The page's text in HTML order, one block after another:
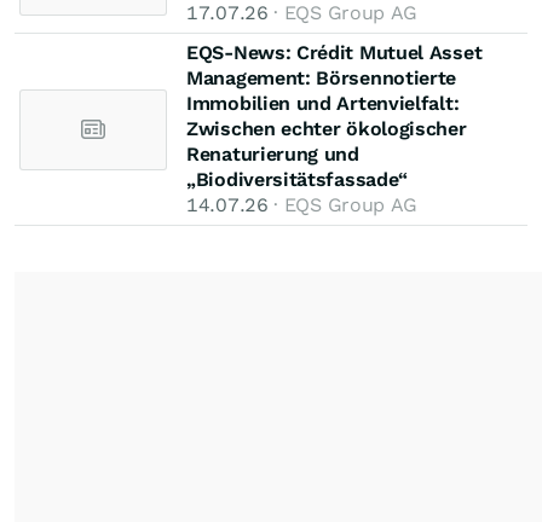
17.07.26 · EQS Group AG
EQS-News: Crédit Mutuel Asset
Management: Börsennotierte
Immobilien und Artenvielfalt:
Zwischen echter ökologischer
Renaturierung und
„Biodiversitätsfassade“
14.07.26 · EQS Group AG